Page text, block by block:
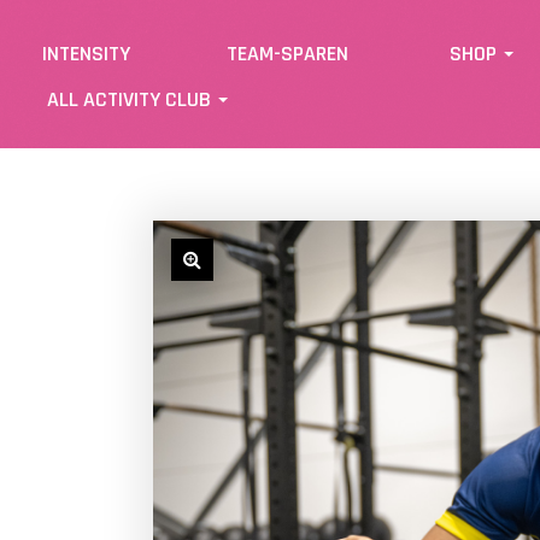
INTENSITY TEAM-SPAREN
SHOP
ALL ACTIVITY CLUB